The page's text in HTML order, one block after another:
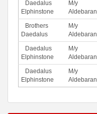
Daedalus
Elphinstone
M/y
Aldebaran
Brothers
Daedalus
M/y
Aldebaran
Daedalus
Elphinstone
M/y
Aldebaran
Daedalus
Elphinstone
M/y
Aldebaran